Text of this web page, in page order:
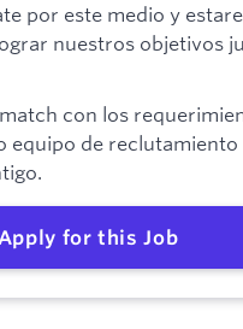
por este medio y
nuestros objetivos
con los
equipo de reclutamiento
for this Job